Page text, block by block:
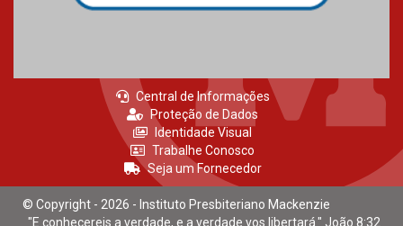
04.08.2026
Central de Informações
Proteção de Dados
Identidade Visual
Trabalhe Conosco
Seja um Fornecedor
© Copyright - 2026 - Instituto Presbiteriano Mackenzie
"E conhecereis a verdade, e a verdade vos libertará." João 8:32